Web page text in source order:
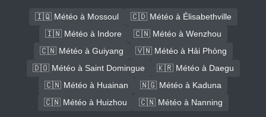
🇮🇶 Météo à Mossoul
🇨🇩 Météo à Élisabethville
🇮🇳 Météo à Indore
🇨🇳 Météo à Wenzhou
🇨🇳 Météo à Guiyang
🇻🇳 Météo à Hải Phòng
🇩🇴 Météo à Saint Domingue
🇰🇷 Météo à Daegu
🇨🇳 Météo à Huainan
🇳🇬 Météo à Kaduna
🇨🇳 Météo à Huizhou
🇨🇳 Météo à Nanning